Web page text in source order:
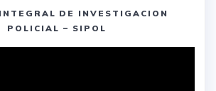
DE INVESTIGACION
POLICIAL – SIPOL